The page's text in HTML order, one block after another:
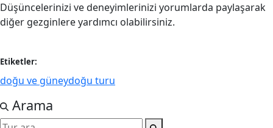
Düşüncelerinizi ve deneyimlerinizi yorumlarda paylaşarak
diğer gezginlere yardımcı olabilirsiniz.
Etiketler:
doğu ve güneydoğu turu
Arama